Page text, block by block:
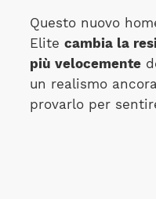
Questo nuovo
Elite cambia la
più velocemente
un realismo
provarlo per